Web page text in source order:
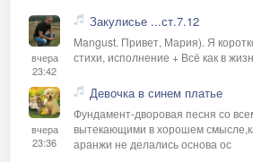
вчера
23:42
Закулисье ...ст.7.12
Mangust. Привет, Мария). Я
стихи, исполнение + Всё как в
вчера
23:36
Девочка в синем платье
Фундамент-дворовая песня со
вытекающими в хорошем
аранжи не делались основа ос